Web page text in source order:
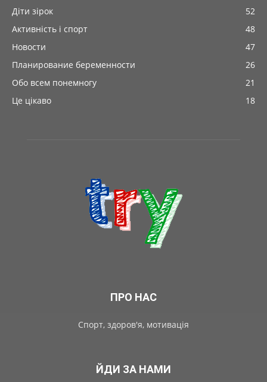
Діти зірок
52
Активність і спорт
48
Новости
47
Планирование беременности
26
Обо всем понемногу
21
Це цікаво
18
ПРО НАС
Спорт, здоров'я, мотивація
ЙДИ ЗА НАМИ